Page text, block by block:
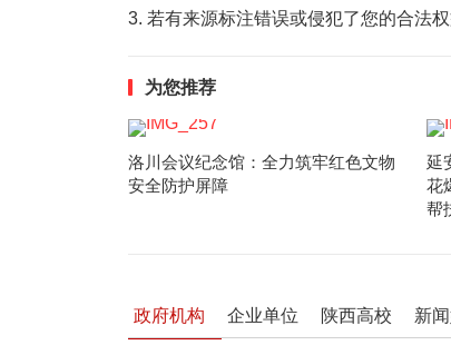
3. 若有来源标注错误或侵犯了您的合法
为您推荐
洛川会议纪念馆：全力筑牢红色文物
安全防护屏障
延
花
帮
政府机构 企业单位 陕西高校 新